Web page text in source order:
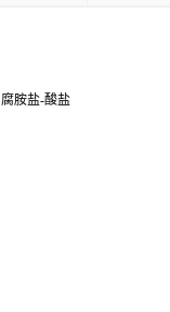
腐胺盐-酸盐